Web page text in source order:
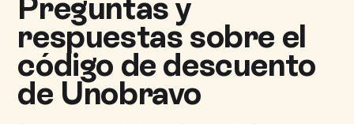
Preguntas y
respuestas sobre el
código de descuento
de Unobravo